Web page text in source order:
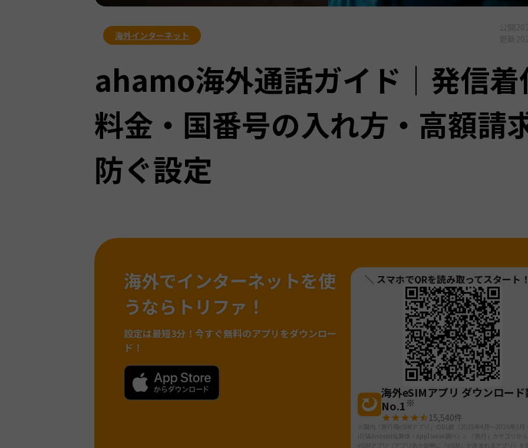
海外インターネット
ahamo海外通話ガイド｜発信着
料金・国番号の入れ方・高額請
防ぐ設定
海外でインターネットを使
うならトリファ！
設定は最短3分！ 今すぐ無料のアプリをダウンロー
ド！
＼ スマホでQRを読み取ってスタート
海外eSIMアプリ ダウンロード
No.1※
15,540件
※国内「旅行用eSIMアプリ」のDL数（2025年4月～2026年3月・
iOS&Android合算値・AppTweak調べ）。「旅行」カテゴリか
eSIMアプリ（アプリ名か説明に「eSIM」が含まれるアプリ）を